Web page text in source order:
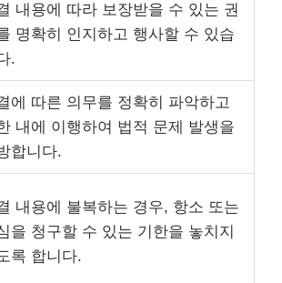
내용에 따라 보장받을 수 있는 권
명확히 인지하고 행사할 수 있습
.
에 따른 의무를 정확히 파악하고
내에 이행하여 법적 문제 발생을
합니다.
내용에 불복하는 경우, 항소 또는
을 청구할 수 있는 기한을 놓치지
록 합니다.